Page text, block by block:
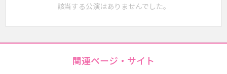
該当する公演はありませんでした。
関連ページ・サイト